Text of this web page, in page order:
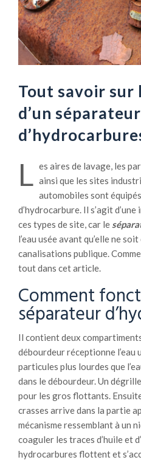
Tout savoir sur
d’un séparateur
L es aires de lavage, les
ainsi que les sites
automobiles sont
d’hydrocarbure. Il s’agit
ces types de site, car le
l’eau usée avant qu’elle ne
canalisations publique.
tout dans cet article.
Comment
séparateur
Il contient deux
débourdeur réceptionne l’eau
particules plus lourdes que
dans le débourdeur. Un
pour les gros flottants.
crasses arrive dans la partie
mécanisme ressemblant à un
coaguler les traces d’huile et
hydrocarbures flottent et